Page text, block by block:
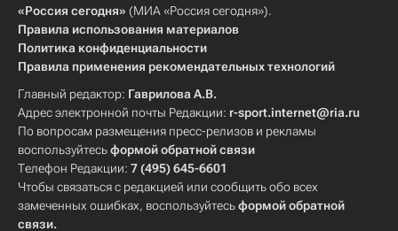
«Россия сегодня» (МИА «Россия сегодня»).
Правила использования материалов
Политика конфиденциальности
Правила применения рекомендательных технологий
Главный редактор: Гаврилова А.В.
Адрес электронной почты Редакции: r-sport.internet@ria.ru
По вопросам размещения пресс-релизов и рекламы
воспользуйтесьформой обратной связи
Телефон Редакции: 7 (495) 645-6601
Чтобы связаться с редакцией или сообщить обо всех
замеченных ошибках, воспользуйтесьформой обратной
связи.